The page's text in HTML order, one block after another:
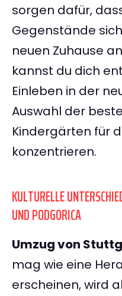
sorgen dafür,
Gegenstände
neuen Zuhause
kannst du dich
Einleben in der
Auswahl der
Kindergärten für
konzentrieren.
KULTURELLE
UND PODGORICA
Umzug von
mag wie eine
erscheinen, wird